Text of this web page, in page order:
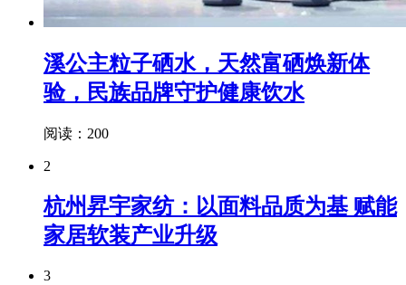
溪公主粒子硒水，天然富硒焕新体
验，民族品牌守护健康饮水
阅读：200
2
杭州昇宇家纺：以面料品质为基 赋能
家居软装产业升级
3